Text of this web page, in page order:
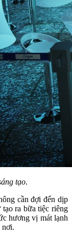
tạo.
cần đợi đến dịp
ra bữa tiệc riêng
hương vị mát lạnh
nơi.